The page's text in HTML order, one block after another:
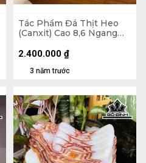
Tác Phẩm Đá Thịt Heo
(Canxit) Cao 8,6 Ngang
3 năm trước
2.400.000 ₫